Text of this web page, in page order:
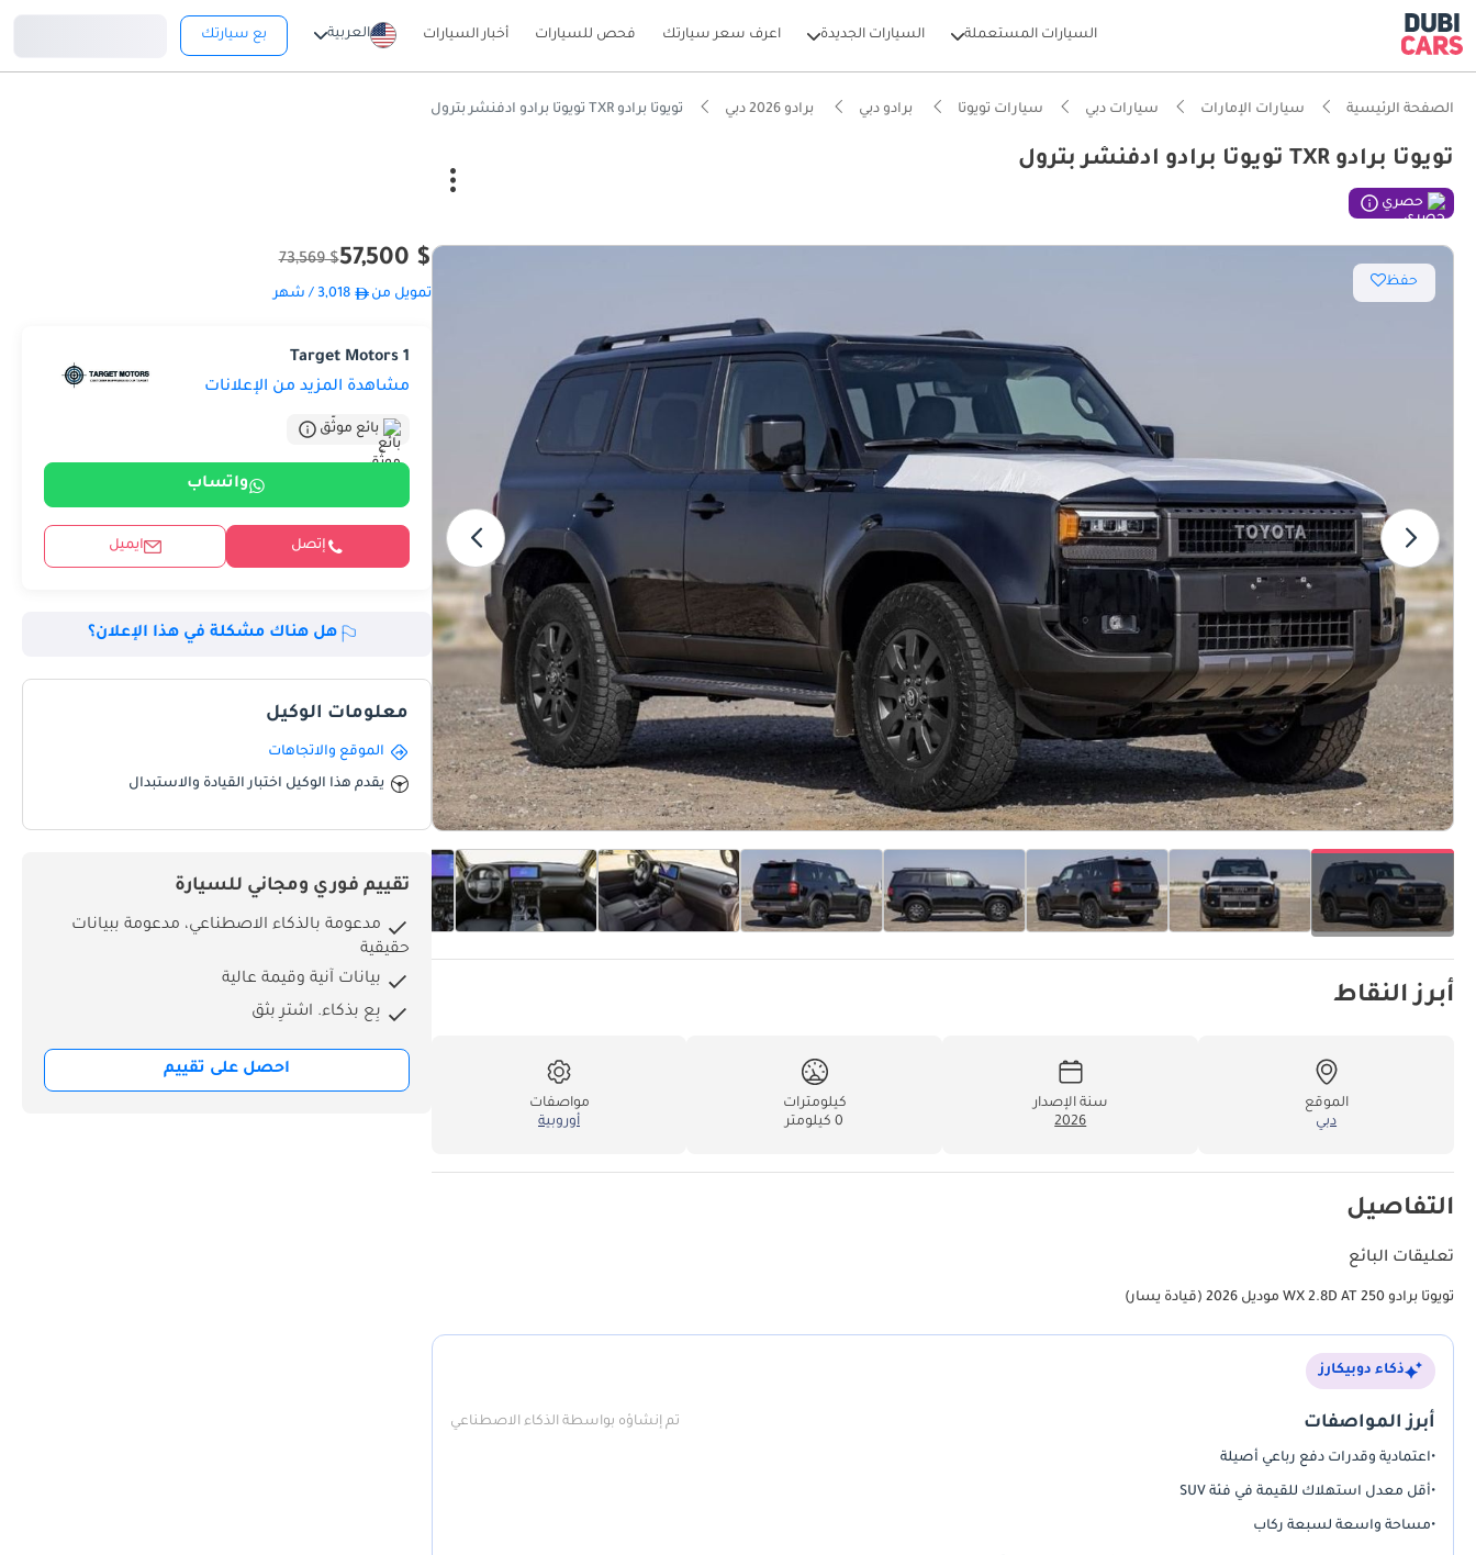
السيارات المستعملة السيارات الجديدة اعرف سعر سيارتك فحص للسيارات أخبار السيارات العربية بع سيارتك
الصفحة الرئيسية سيارات الإمارات سيارات دبي سيارات تويوتا برادو دبي برادو 2026 دبي تويوتا برادو TXR تويوتا برادو ادفنشر بترول
تويوتا برادو TXR تويوتا برادو ادفنشر بترول
حصري
حفظ
أبرز النقاط
الموقع
دبي
سنة الإصدار
2026
كيلومترات
0 كيلومتر
مواصفات
أوروبية
التفاصيل
تعليقات البائع
تويوتا برادو 250 WX 2.8D AT موديل 2026 (قيادة يسار)
ذكاء دوبيكارز
أبرز المواصفات تم إنشاؤه بواسطة الذكاء الاصطناعي
•اعتمادية وقدرات دفع رباعي أصيلة
•أقل معدل استهلاك للقيمة في فئة SUV
•مساحة واسعة لسبعة ركاب
$ 57,500
$ 73,569
تمويل من 3,018 / شهر
Target Motors 1
مشاهدة المزيد من الإعلانات
بائع موثّق
واتساب
إتصل ايميل
هل هناك مشكلة في هذا الإعلان؟
معلومات الوكيل
الموقع والاتجاهات
يقدم هذا الوكيل اختبار القيادة والاستبدال
تقييم فوري ومجاني للسيارة
مدعومة بالذكاء الاصطناعي، مدعومة ببيانات
حقيقية
بيانات آنية وقيمة عالية
بِع بذكاء. اشترِ بثق
احصل على تقييم
مساحة واسعة لسبعة ركاب